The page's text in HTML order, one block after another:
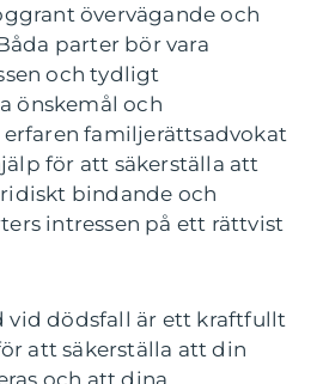
övervägande och
parter bör vara
och tydligt
önskemål och
familjerättsadvokat
för att säkerställa att
bindande och
intressen på ett rättvist
vid dödsfall är ett kraftfullt
att säkerställa att din